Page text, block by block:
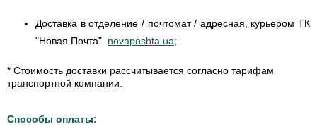
Доставка в отделение / почтомат / адресная, курьером ТК
"Новая Почта" novaposhta.ua;
* Стоимость доставки рассчитывается согласно тарифам
транспортной компании.
Способы оплаты: